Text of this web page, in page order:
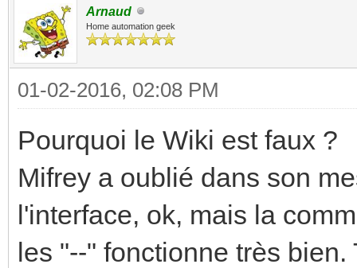
Arnaud
Home automation geek
01-02-2016, 02:08 PM
Pourquoi le Wiki est faux ?
Mifrey a oublié dans son
l'interface, ok, mais la
les "--" fonctionne très